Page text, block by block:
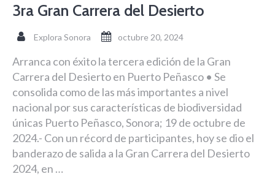
3ra Gran Carrera del Desierto
Explora Sonora octubre 20, 2024
Arranca con éxito la tercera edición de la Gran
Carrera del Desierto en Puerto Peñasco • Se
consolida como de las más importantes a nivel
nacional por sus características de biodiversidad
únicas Puerto Peñasco, Sonora; 19 de octubre de
2024.- Con un récord de participantes, hoy se dio el
banderazo de salida a la Gran Carrera del Desierto
2024, en …